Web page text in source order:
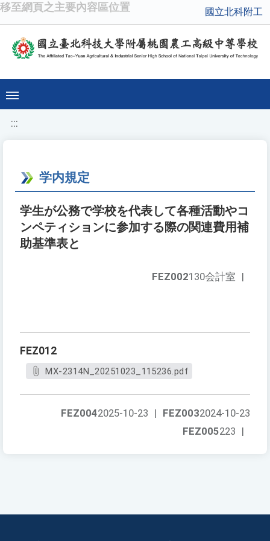
移至網頁之主要內容區位置 國立北科附工
:::
学内規定
学生が公務で学校を代表して各種活動やコ
ンペティションに参加する際の関連費用補
助基準表と
FEZ002130会計室 |
FEZ012
MX-2314N_20251023_115236.pdf
FEZ0032024-10-23
FEZ0042025-10-23 |
FEZ005223 |